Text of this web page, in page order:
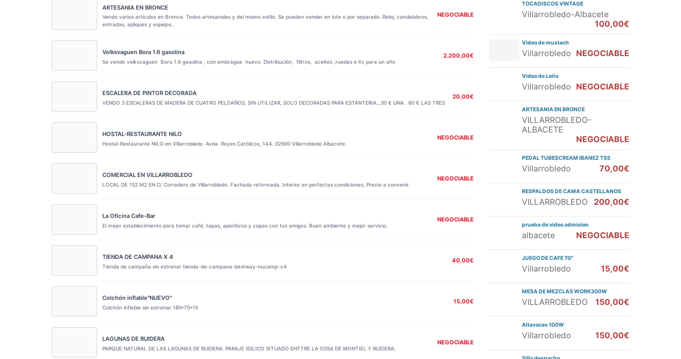
ARTESANIA EN BRONCE
Vendo varios artículos en Bronce. Todos artesanales y del mismo estilo. Se pueden vender en lote o por separado. Reloj, candelabros,
entradas, apliques y espejos..
NEGOCIABLE
Volksvaguen Bora 1.6 gasolina
Se vende volksvaguen Bora 1.6 gasolina , con embrague nuevo. Distribución, filtros, aceites ,ruedas e itv para un año
2.200,00€
ESCALERA DE PINTOR DECORADA
VENDO 3 ESCALERAS DE MADERA DE CUATRO PELDAÑOS, SIN UTILIZAR, SOLO DECORADAS PARA ESTANTERIA…30 € UNA . 60 € LAS TRES
20,00€
HOSTAL-RESTAURANTE NILO
Hostal-Restaurante NILO en Villarrobledo. Avda. Reyes Católicos, 144. 02600 Villarrobledo Albacete.
NEGOCIABLE
COMERCIAL EN VILLARROBLEDO
LOCAL DE 152 M2 EN C/ Corredero de Villarrobledo. Fachada reformada, Interior en perfectas condiciones, Precio a convenir.
NEGOCIABLE
La Oficina Cafe-Bar
El mejor establecimiento para tomar café, tapas, aperitivos y copas con tus amigos. Buen ambiente y mejor servicio.
NEGOCIABLE
TIENDA DE CAMPANA X 4
Tienda de campaña sin estrenar tienda-de-campana-bestway-nucamp-x4
40,00€
Colchón inflable"NUEVO"
Colchón inflable sin estrenar 180*70*15
15,00€
LAGUNAS DE RUIDERA
PARQUE NATURAL DE LAS LAGUNAS DE RUIDERA. PARAJE IDILICO SITUADO ENTTRE LA OSSA DE MONTIEL Y RUIDERA.
NEGOCIABLE
TOCADISCOS VINTAGE
Villarrobledo-Albacete
100,00€
Video de mustach
Villarrobledo NEGOCIABLE
Video de Leño
Villarrobledo NEGOCIABLE
ARTESANIA EN BRONCE
VILLARROBLEDO-
ALBACETE
NEGOCIABLE
PEDAL TUBESCREAM IBANEZ TSS
Villarrobledo 70,00€
RESPALDOS DE CAMA CASTELLANOS
VILLARROBLEDO 200,00€
prueba de video admision
albacete NEGOCIABLE
JUEGO DE CAFE 70″
Villarrobledo 15,00€
MESA DE MEZCLAS WORK300W
VILLARROBLEDO 150,00€
Altavoces 100W
Villarrobledo 150,00€